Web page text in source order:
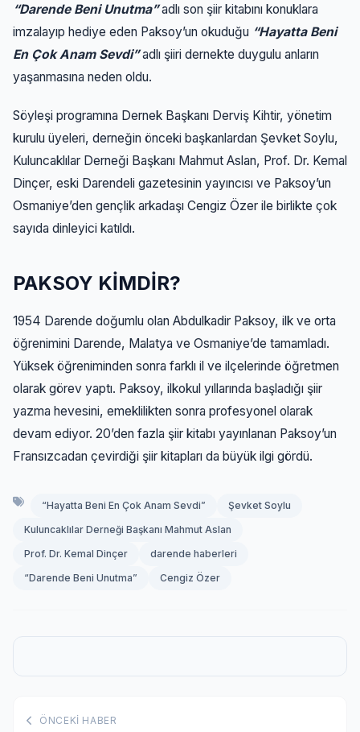
“Darende Beni Unutma”adlı son şiir kitabını konuklara
imzalayıp hediye eden Paksoy’un okuduğu “Hayatta Beni
En Çok Anam Sevdi”adlı şiiri dernekte duygulu anların
yaşanmasına neden oldu.
Söyleşi programına Dernek Başkanı Derviş Kihtir, yönetim
kurulu üyeleri, derneğin önceki başkanlardan Şevket Soylu,
Kuluncaklılar Derneği Başkanı Mahmut Aslan, Prof. Dr. Kemal
Dinçer, eski Darendeli gazetesinin yayıncısı ve Paksoy’un
Osmaniye’den gençlik arkadaşı Cengiz Özer ile birlikte çok
sayıda dinleyici katıldı.
PAKSOY KİMDİR?
1954 Darende doğumlu olan Abdulkadir Paksoy, ilk ve orta
öğrenimini Darende, Malatya ve Osmaniye’de tamamladı.
Yüksek öğreniminden sonra farklı il ve ilçelerinde öğretmen
olarak görev yaptı. Paksoy, ilkokul yıllarında başladığı şiir
yazma hevesini, emeklilikten sonra profesyonel olarak
devam ediyor. 20’den fazla şiir kitabı yayınlanan Paksoy’un
Fransızcadan çevirdiği şiir kitapları da büyük ilgi gördü.
“Hayatta Beni En Çok Anam Sevdi”
Şevket Soylu
Kuluncaklılar Derneği Başkanı Mahmut Aslan
Prof. Dr. Kemal Dinçer
darende haberleri
“Darende Beni Unutma”
Cengiz Özer
ÖNCEKI HABER